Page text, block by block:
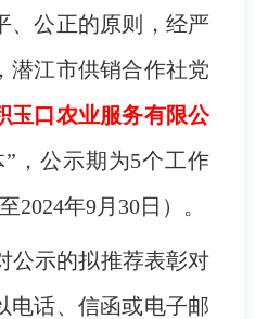
、公正的原则，经严
潜江市供销合作社党
玉口农业服务有限公
，公示期为5个工作
2024年9月30日）。
公示的拟推荐表彰对
电话、信函或电子邮